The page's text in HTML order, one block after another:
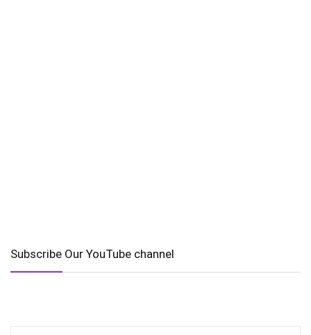
Subscribe Our YouTube channel